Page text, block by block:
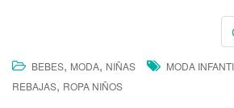
BEBES, MODA, NIÑAS MODA
REBAJAS, ROPA NIÑOS